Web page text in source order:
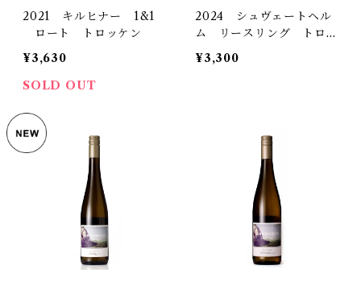
2021 キルヒナー 1&1
ロート トロッケン
¥3,630
SOLD OUT
2024 シュヴェートヘル
ム リースリング トロッ
ケン
¥3,300